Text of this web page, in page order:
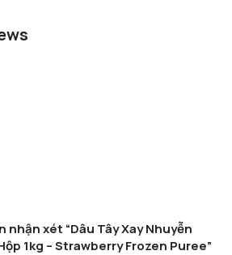
nhận xét “Dâu Tây Xay Nhuyễn
1kg – Strawberry Frozen Puree”